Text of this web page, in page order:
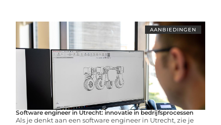
AANBIEDINGEN
Software engineer in Utrecht: innovatie in bedrijfsprocessen
Als je denkt aan een software engineer in Utrecht, zie je